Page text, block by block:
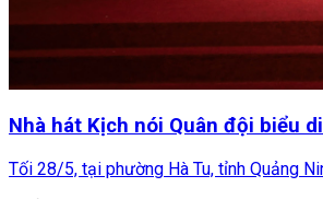
Nhà hát Kịch nói Quân đội biểu
Tối 28/5, tại phường Hà Tu, tỉnh Quảng